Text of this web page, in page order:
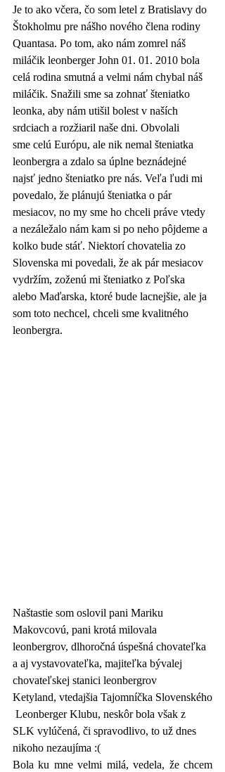
Je to ako včera, čo som letel z Bratislavy do
Štokholmu pre nášho nového člena rodiny
Quantasa. Po tom, ako nám zomrel náš
miláčik leonberger John 01. 01. 2010 bola
celá rodina smutná a velmi nám chybal náš
miláčik. Snažili sme sa zohnať šteniatko
leonka, aby nám utišil bolest v naších
srdciach a rozžiaril naše dni. Obvolali
sme celú Európu, ale nik nemal šteniatka
leonbergra a zdalo sa úplne beznádejné
najsť jedno šteniatko pre nás. Veľa ľudi mi
povedalo, že plánujú šteniatka o pár
mesiacov, no my sme ho chceli práve vtedy
a nezáležalo nám kam si po neho pôjdeme a
kolko bude stáť. Niektorí chovatelia zo
Slovenska mi povedali, že ak pár mesiacov
vydržím, zoženú mi šteniatko z Poľska
alebo Maďarska, ktoré bude lacnejšie, ale ja
som toto nechcel, chceli sme kvalitného
leonbergra.
Naštastie som oslovil pani Mariku
Makovcovú, pani krotá milovala
leonbergrov, dlhoročná úspešná chovateľka
a aj vystavovateľka, majiteľka bývalej
chovateľskej stanici leonbergrov
Ketyland, vtedajšia Tajomníčka Slovenského
Leonberger Klubu, neskôr bola však z
SLK vylúčená, či spravodlivo, to už dnes
nikoho nezaujíma :(
Bola ku mne velmi milá, vedela, že chcem